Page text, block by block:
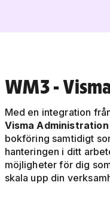
WM3 -
Med en integration
Visma Administration
bokföring samtidigt
hanteringen i ditt
möjligheter för dig
skala upp din